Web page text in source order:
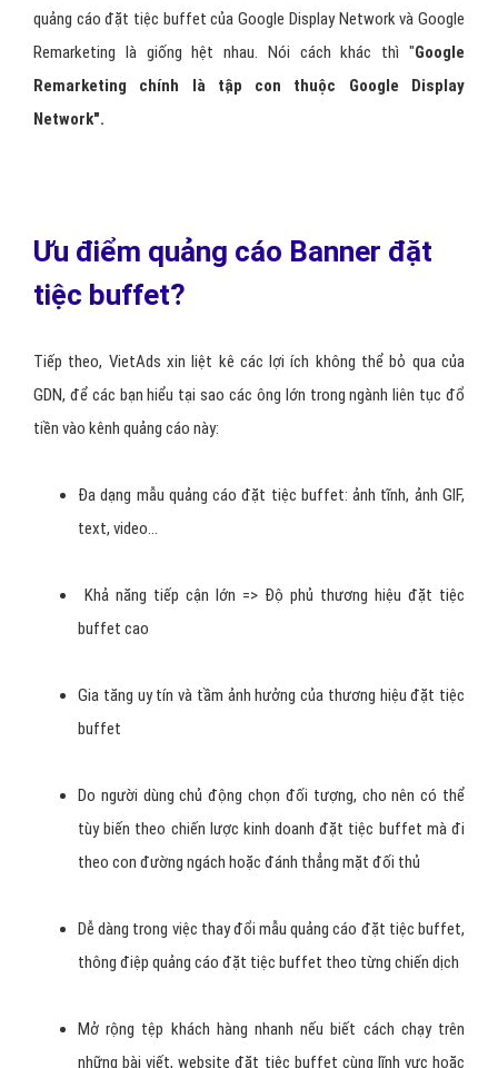
quảng cáo đặt tiệc buffet của Google Display Network và Google
Remarketing là giống hệt nhau. Nói cách khác thì "Google
Remarketing chính là tập con thuộc Google Display
Network".
Ưu điểm quảng cáo Banner đặt
tiệc buffet?
Tiếp theo, VietAds xin liệt kê các lợi ích không thể bỏ qua của
GDN, để các bạn hiểu tại sao các ông lớn trong ngành liên tục đổ
tiền vào kênh quảng cáo này:
Đa dạng mẫu quảng cáo đặt tiệc buffet: ảnh tĩnh, ảnh GIF,
text, video…
Khả năng tiếp cận lớn => Độ phủ thương hiệu đặt tiệc
buffet cao
Gia tăng uy tín và tầm ảnh hưởng của thương hiệu đặt tiệc
buffet
Do người dùng chủ động chọn đối tượng, cho nên có thể
tùy biến theo chiến lược kinh doanh đặt tiệc buffet mà đi
theo con đường ngách hoặc đánh thẳng mặt đối thủ
Dễ dàng trong việc thay đổi mẫu quảng cáo đặt tiệc buffet,
thông điệp quảng cáo đặt tiệc buffet theo từng chiến dịch
Mở rộng tệp khách hàng nhanh nếu biết cách chạy trên
những bài viết, website đặt tiệc buffet cùng lĩnh vực hoặc